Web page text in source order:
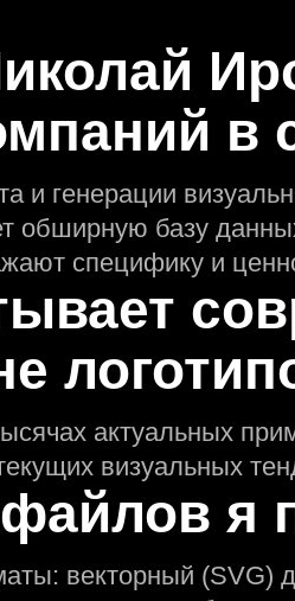
в
и генерации
обширную базу
специфику и
актуальных
визуальных
я
векторный (SVG)